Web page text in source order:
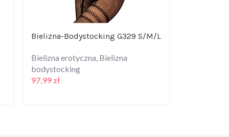
Bielizna-Bodystocking G329 S/M/L
Bielizna erotyczna, Bielizna
bodystocking
97,99 zł